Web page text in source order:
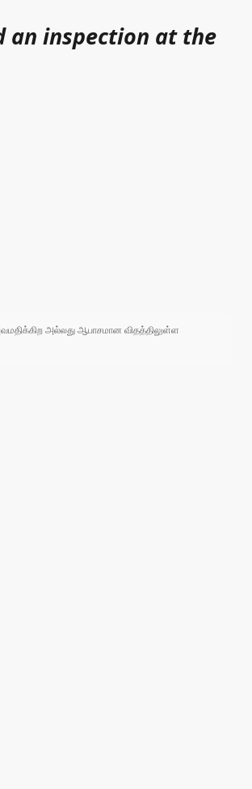
an inspection at the
அல்லது ஆபாசமான விதத்திலுள்ள